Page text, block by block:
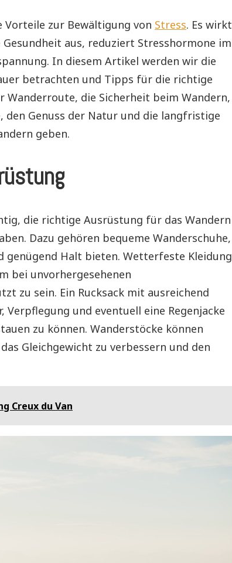
Vorteile zur Bewältigung von Stress. Es wirkt
aus, reduziert Stresshormone im
In diesem Artikel werden wir die
betrachten und Tipps für die richtige
Wanderroute, die Sicherheit beim Wandern,
den Genuss der Natur und die langfristige
geben.
die richtige Ausrüstung für das Wandern
Dazu gehören bequeme Wanderschuhe,
genügend Halt bieten. Wetterfeste Kleidung
bei unvorhergesehenen
zu sein. Ein Rucksack mit ausreichend
Verpflegung und eventuell eine Regenjacke
zu können. Wanderstöcke können
Gleichgewicht zu verbessern und den
Creux du Van